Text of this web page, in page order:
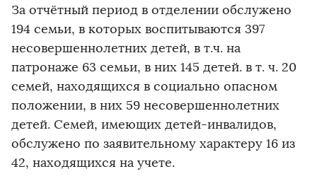
За отчётный период в отделении обслужено
194 семьи, в которых воспитываются 397
несовершеннолетних детей, в т.ч. на
патронаже 63 семьи, в них 145 детей. в т. ч. 20
семей, находящихся в социально опасном
положении, в них 59 несовершеннолетних
детей. Семей, имеющих детей-инвалидов,
обслужено по заявительному характеру 16 из
42, находящихся на учете.